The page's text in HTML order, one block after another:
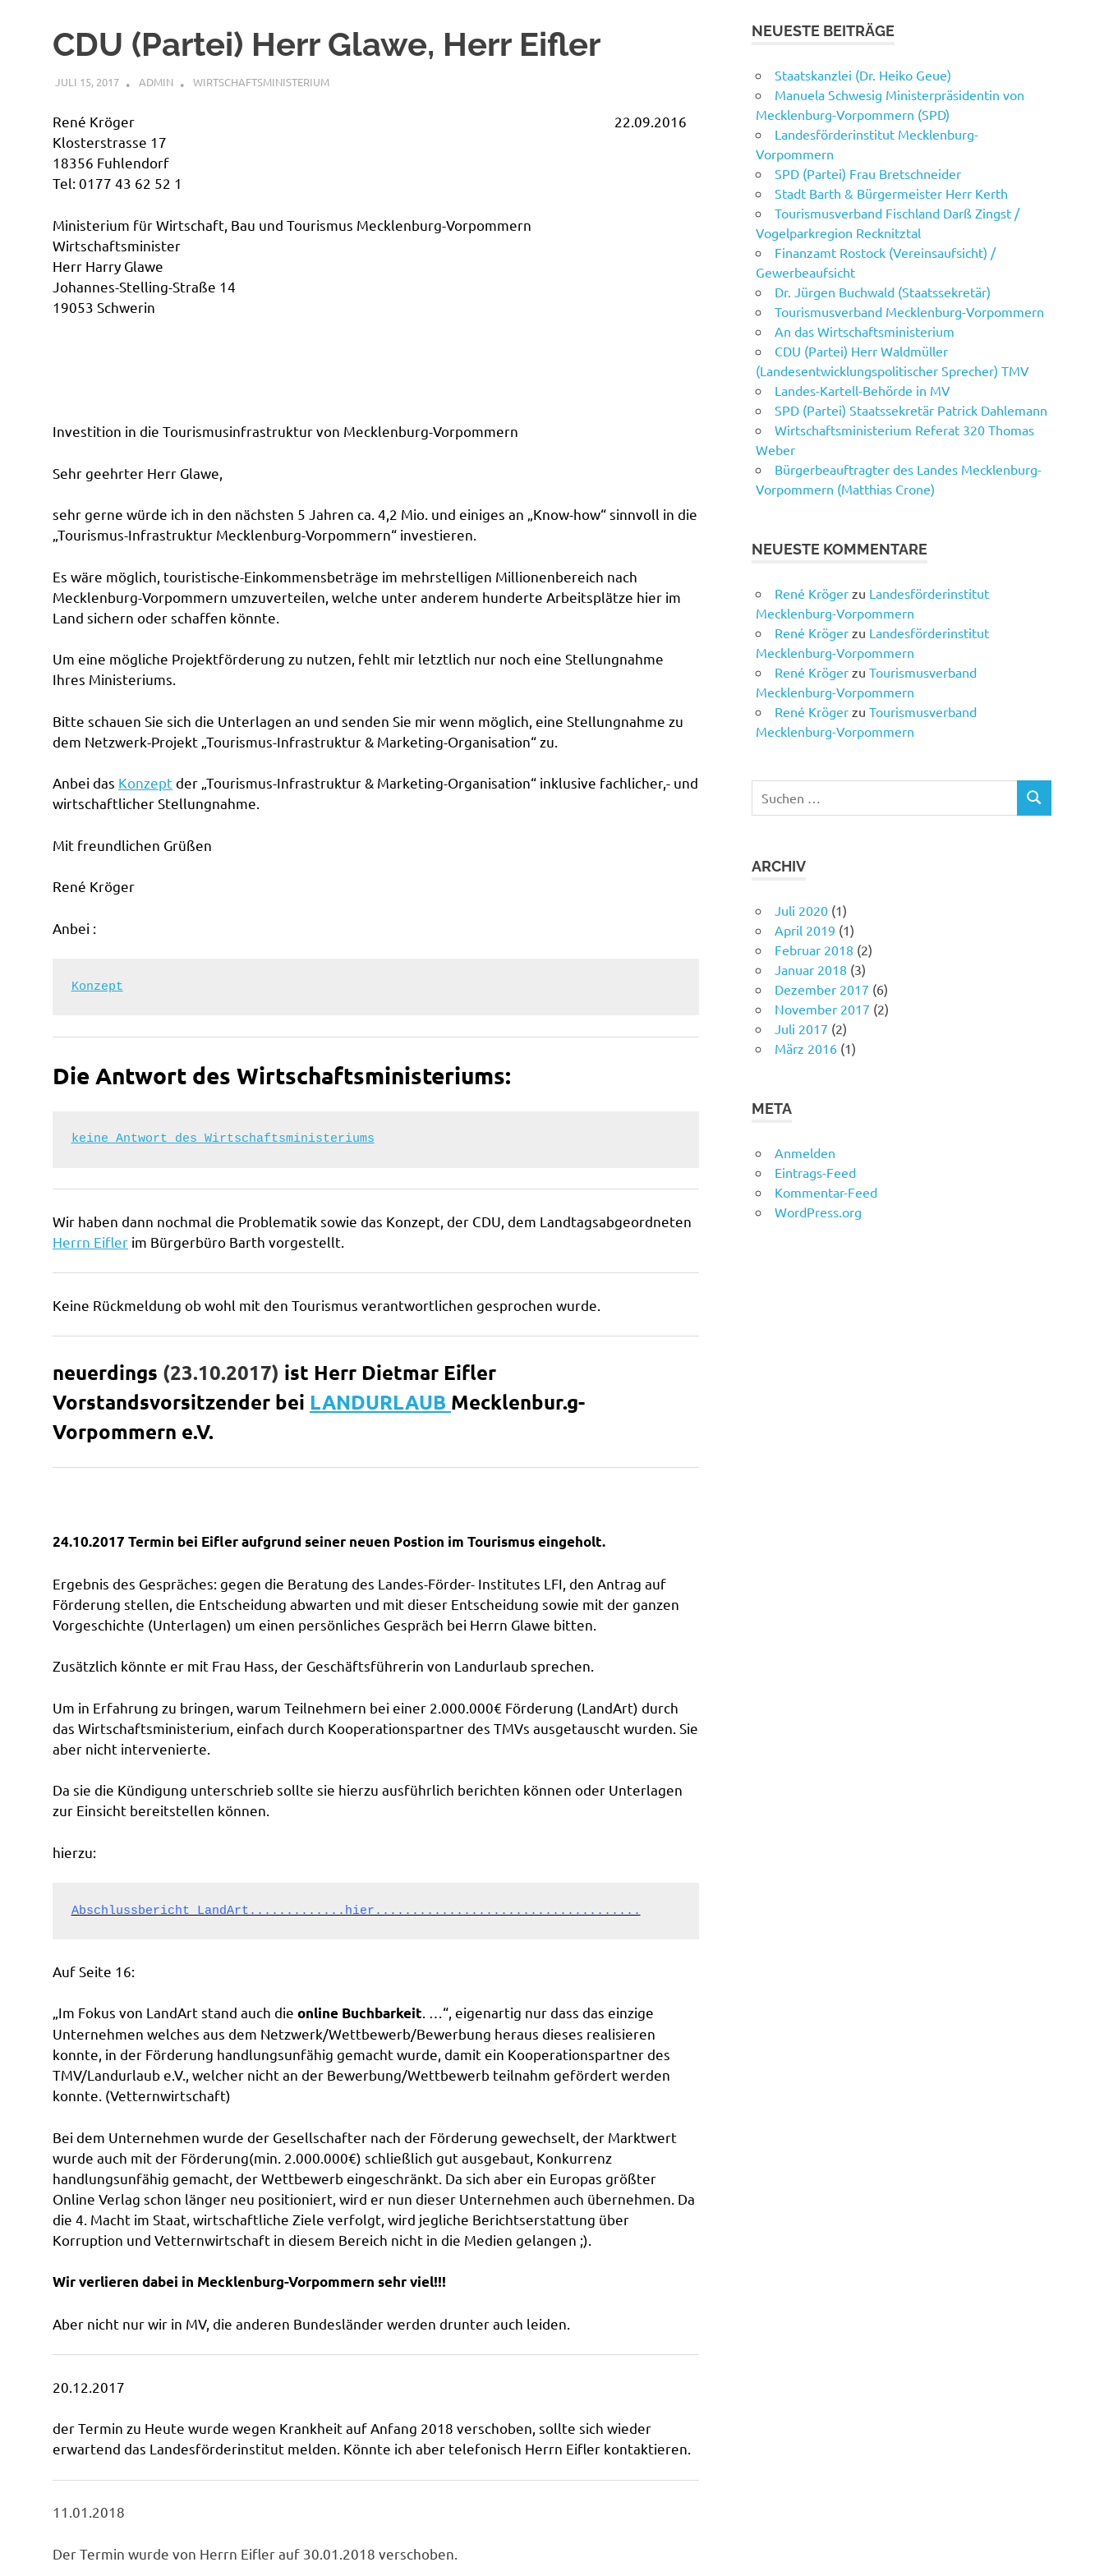
CDU (Partei) Herr Glawe, Herr Eifler
JULI 15, 2017 ADMIN WIRTSCHAFTSMINISTERIUM
René Kröger 22.09.2016
Klosterstrasse 17
18356 Fuhlendorf
Tel: 0177 43 62 52 1
Ministerium für Wirtschaft, Bau und Tourismus Mecklenburg-Vorpommern
Wirtschaftsminister
Herr Harry Glawe
Johannes-Stelling-Straße 14
19053 Schwerin
Investition in die Tourismusinfrastruktur von Mecklenburg-Vorpommern
Sehr geehrter Herr Glawe,
sehr gerne würde ich in den nächsten 5 Jahren ca. 4,2 Mio. und einiges an „Know-how“ sinnvoll in die
„Tourismus-Infrastruktur Mecklenburg-Vorpommern“ investieren.
Es wäre möglich, touristische-Einkommensbeträge im mehrstelligen Millionenbereich nach
Mecklenburg-Vorpommern umzuverteilen, welche unter anderem hunderte Arbeitsplätze hier im
Land sichern oder schaffen könnte.
Um eine mögliche Projektförderung zu nutzen, fehlt mir letztlich nur noch eine Stellungnahme
Ihres Ministeriums.
Bitte schauen Sie sich die Unterlagen an und senden Sie mir wenn möglich, eine Stellungnahme zu
dem Netzwerk-Projekt „Tourismus-Infrastruktur & Marketing-Organisation“ zu.
Anbei das Konzeptder „Tourismus-Infrastruktur & Marketing-Organisation“ inklusive fachlicher,- und
wirtschaftlicher Stellungnahme.
Mit freundlichen Grüßen
René Kröger
Anbei :
Konzept
Die Antwort des Wirtschaftsministeriums:
keine Antwort des Wirtschaftsministeriums
Wir haben dann nochmal die Problematik sowie das Konzept, der CDU, dem Landtagsabgeordneten
Herrn Eifler im Bürgerbüro Barth vorgestellt.
Keine Rückmeldung ob wohl mit den Tourismus verantwortlichen gesprochen wurde.
neuerdings (23.10.2017) ist Herr Dietmar Eifler
Vorstandsvorsitzender bei LANDURLAUB Mecklenbur.g-
Vorpommern e.V.
24.10.2017 Termin bei Eifler aufgrund seiner neuen Postion im Tourismus eingeholt.
Ergebnis des Gespräches: gegen die Beratung des Landes-Förder- Institutes LFI, den Antrag auf
Förderung stellen, die Entscheidung abwarten und mit dieser Entscheidung sowie mit der ganzen
Vorgeschichte (Unterlagen) um einen persönliches Gespräch bei Herrn Glawe bitten.
Zusätzlich könnte er mit Frau Hass, der Geschäftsführerin von Landurlaub sprechen.
Um in Erfahrung zu bringen, warum Teilnehmern bei einer 2.000.000€ Förderung (LandArt) durch
das Wirtschaftsministerium, einfach durch Kooperationspartner des TMVs ausgetauscht wurden. Sie
aber nicht intervenierte.
Da sie die Kündigung unterschrieb sollte sie hierzu ausführlich berichten können oder Unterlagen
zur Einsicht bereitstellen können.
hierzu:
Abschlussbericht LandArt.............hier....................................
Auf Seite 16:
„Im Fokus von LandArt stand auch die online Buchbarkeit . …“, eigenartig nur dass das einzige
Unternehmen welches aus dem Netzwerk/Wettbewerb/Bewerbung heraus dieses realisieren
konnte, in der Förderung handlungsunfähig gemacht wurde, damit ein Kooperationspartner des
TMV/Landurlaub e.V., welcher nicht an der Bewerbung/Wettbewerb teilnahm gefördert werden
konnte. (Vetternwirtschaft)
Bei dem Unternehmen wurde der Gesellschafter nach der Förderung gewechselt, der Marktwert
wurde auch mit der Förderung(min. 2.000.000€) schließlich gut ausgebaut, Konkurrenz
handlungsunfähig gemacht, der Wettbewerb eingeschränkt. Da sich aber ein Europas größter
Online Verlag schon länger neu positioniert, wird er nun dieser Unternehmen auch übernehmen. Da
die 4. Macht im Staat, wirtschaftliche Ziele verfolgt, wird jegliche Berichtserstattung über
Korruption und Vetternwirtschaft in diesem Bereich nicht in die Medien gelangen ;).
Wir verlieren dabei in Mecklenburg-Vorpommern sehr viel!!!
Aber nicht nur wir in MV, die anderen Bundesländer werden drunter auch leiden.
20.12.2017
der Termin zu Heute wurde wegen Krankheit auf Anfang 2018 verschoben, sollte sich wieder
erwartend das Landesförderinstitut melden. Könnte ich aber telefonisch Herrn Eifler kontaktieren.
11.01.2018
Der Termin wurde von Herrn Eifler auf 30.01.2018 verschoben.
NEUESTE BEITRÄGE
Staatskanzlei (Dr. Heiko Geue)
Manuela Schwesig Ministerpräsidentin von
Mecklenburg-Vorpommern (SPD)
Landesförderinstitut Mecklenburg-
Vorpommern
SPD (Partei) Frau Bretschneider
Stadt Barth & Bürgermeister Herr Kerth
Tourismusverband Fischland Darß Zingst /
Vogelparkregion Recknitztal
Finanzamt Rostock (Vereinsaufsicht) /
Gewerbeaufsicht
Dr. Jürgen Buchwald (Staatssekretär)
Tourismusverband Mecklenburg-Vorpommern
An das Wirtschaftsministerium
CDU (Partei) Herr Waldmüller
(Landesentwicklungspolitischer Sprecher) TMV
Landes-Kartell-Behörde in MV
SPD (Partei) Staatssekretär Patrick Dahlemann
Wirtschaftsministerium Referat 320 Thomas
Weber
Bürgerbeauftragter des Landes Mecklenburg-
Vorpommern (Matthias Crone)
NEUESTE KOMMENTARE
René Kröger zu Landesförderinstitut
Mecklenburg-Vorpommern
René Kröger zu Landesförderinstitut
Mecklenburg-Vorpommern
René Kröger zu Tourismusverband
Mecklenburg-Vorpommern
René Kröger zu Tourismusverband
Mecklenburg-Vorpommern
nach:
SUCHEN
ARCHIV
Juli 2020 (1)
April 2019 (1)
Februar 2018 (2)
Januar 2018 (3)
Dezember 2017 (6)
November 2017 (2)
Juli 2017 (2)
März 2016 (1)
META
Anmelden
Eintrags-Feed
Kommentar-Feed
WordPress.org